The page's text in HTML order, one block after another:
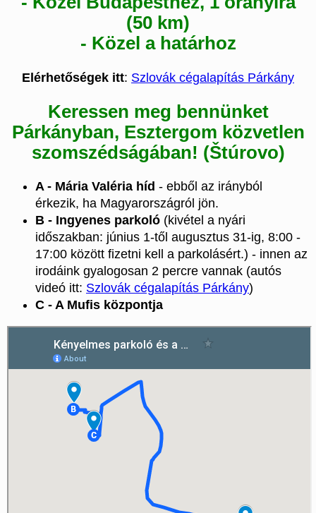
(50 km)
- Közel a határhoz
Elérhetőségek itt: Szlovák cégalapítás Párkány
Keressen meg bennünket
Párkányban, Esztergom közvetlen
szomszédságában! (Štúrovo)
A - Mária Valéria híd - ebből az irányból
érkezik, ha Magyarországról jön.
B - Ingyenes parkoló (kivétel a nyári
időszakban: június 1-től augusztus 31-ig, 8:00 -
17:00 között fizetni kell a parkolásért.) - innen az
irodáink gyalogosan 2 percre vannak (autós
videó itt: Szlovák cégalapítás Párkány)
C - A Mufis központja